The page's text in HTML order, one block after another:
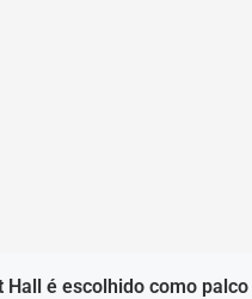
Hall é escolhido como